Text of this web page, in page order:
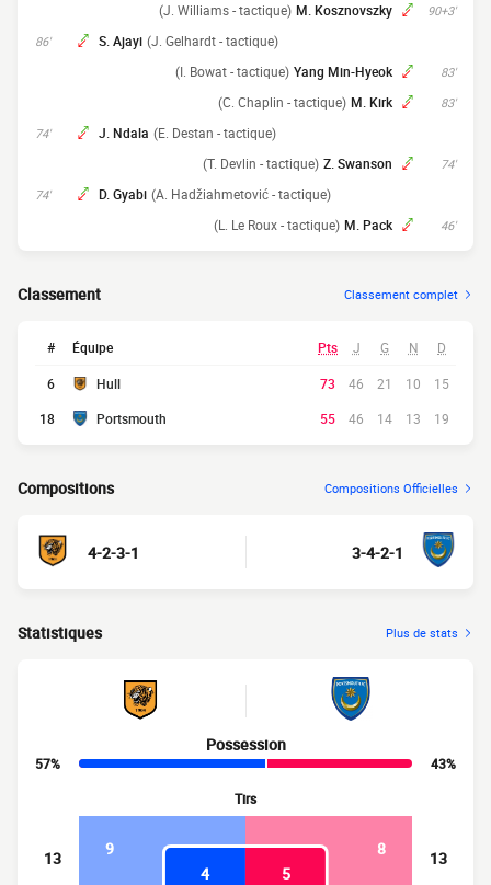
90+3'
M. Kosznovszky
(J. Williams - tactique)
86' S. Ajayi (J. Gelhardt - tactique)
83'
Yang Min-Hyeok
(I. Bowat - tactique)
83'
M. Kirk
(C. Chaplin - tactique)
74' J. Ndala (E. Destan - tactique)
74'
Z. Swanson
(T. Devlin - tactique)
74' D. Gyabi (A. Hadžiahmetović - tactique)
46'
M. Pack
(L. Le Roux - tactique)
Classement Classement complet
# Équipe Pts J G N D
6 Hull 73 46 21 10
15
18
Portsmouth 55 46 14 13 19
Compositions Compositions Officielles
4-2-3-1 3-4-2-1
Statistiques Plus de stats
Possession
57%
43%
Tirs
13 9
8
4
5
13